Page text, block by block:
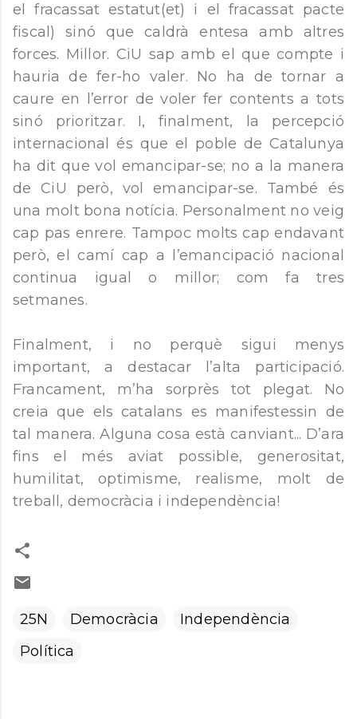
el fracassat estatut(et) i el fracassat pacte
fiscal) sinó que caldrà entesa amb altres
forces. Millor. CiU sap amb el que compte i
hauria de fer-ho valer. No ha de tornar a
caure en l’error de voler fer contents a tots
sinó prioritzar. I, finalment, la percepció
internacional és que el poble de Catalunya
ha dit que vol emancipar-se; no a la manera
de CiU però, vol emancipar-se. També és
una molt bona notícia. Personalment no veig
cap pas enrere. Tampoc molts cap endavant
però, el camí cap a l’emancipació nacional
continua igual o millor; com fa tres
setmanes.
Finalment, i no perquè sigui menys
important, a destacar l’alta participació.
Francament, m’ha sorprès tot plegat. No
creia que els catalans es manifestessin de
tal manera. Alguna cosa està canviant... D’ara
fins el més aviat possible, generositat,
humilitat, optimisme, realisme, molt de
treball, democràcia i independència!
25N Democràcia
Independència
Política